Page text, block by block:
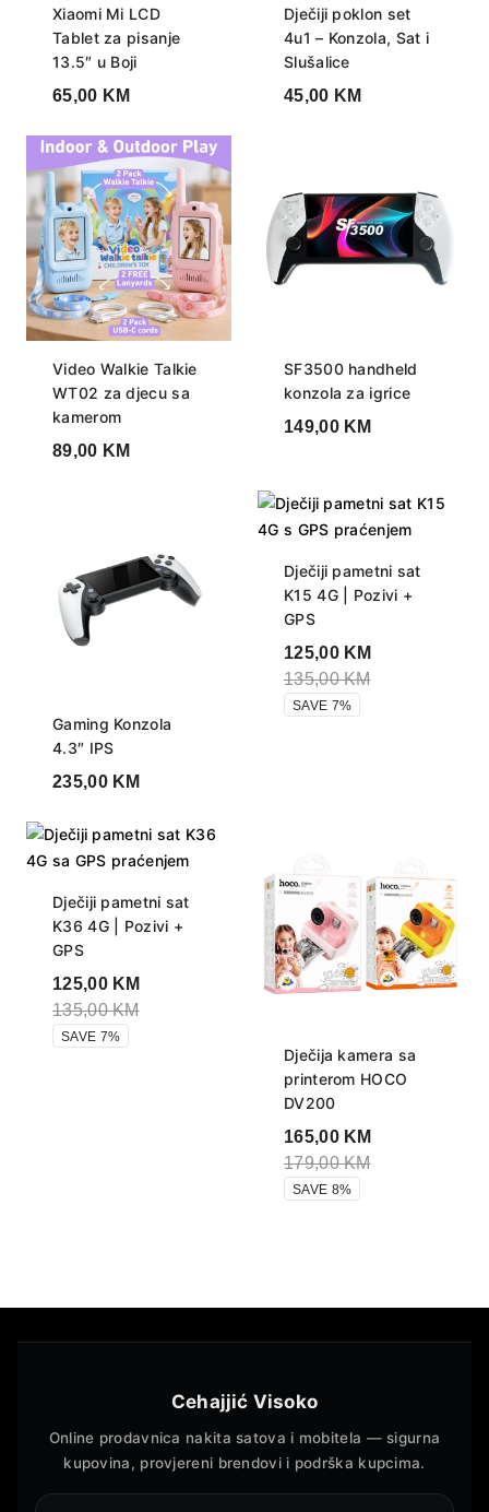
Xiaomi Mi LCD
Tablet za pisanje
13.5″ u Boji
65,00 KM
Dječiji poklon set
4u1 – Konzola, Sat i
Slušalice
45,00 KM
Video Walkie Talkie
WT02 za djecu sa
kamerom
89,00 KM
SF3500 handheld
konzola za igrice
149,00 KM
Gaming Konzola
4.3″ IPS
235,00 KM
Dječiji pametni sat
K15 4G | Pozivi +
GPS
125,00 KM
135,00KM
SAVE 7%
Dječiji pametni sat
K36 4G | Pozivi +
GPS
125,00 KM
135,00KM
SAVE 7%
Dječija kamera sa
printerom HOCO
DV200
165,00 KM
179,00KM
SAVE 8%
Cehajjić Visoko
Online prodavnica nakita satova i mobitela — sigurna
kupovina, provjereni brendovi i podrška kupcima.